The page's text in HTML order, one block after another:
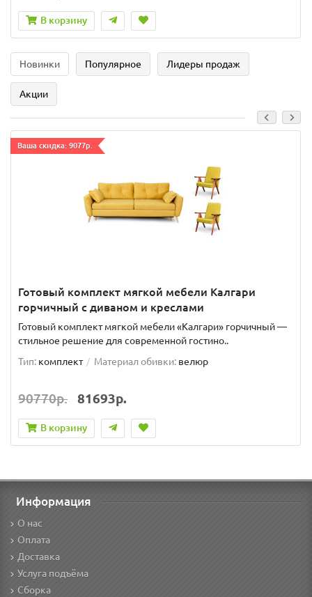
В корзину
Новинки Популярное Лидеры продаж
Акции
Ваша скидка: 9077р.
Готовый комплект мягкой мебели Калгари
горчичный с диваном и креслами
Готовый комплект мягкой мебели «Калгари» горчичный —
стильное решение для современной гостино..
Тип: комплект Материал обивки: велюр
90770р. 81693р.
В корзину
Информация
О нас
Оплата
Доставка
Услуга подъёма
Сборка